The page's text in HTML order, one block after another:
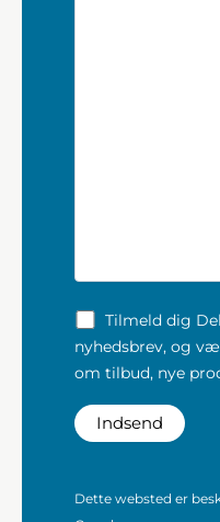
Tilmeld dig
nyhedsbrev, og
om tilbud, nye
Dette websted er